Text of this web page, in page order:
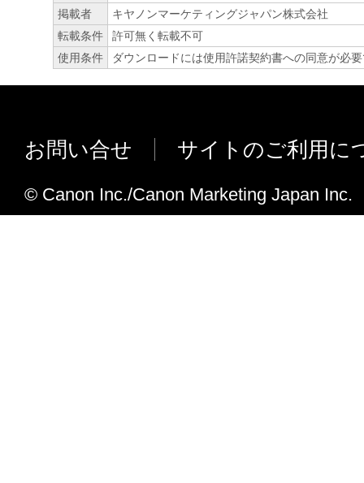
掲載者
キヤノンマーケティングジャパン株式会社
転載条件
許可無く転載不可
使用条件
ダウンロードには使用許諾契約書への同意が必
お問い合せ サイトのご利用に
© Canon Inc./Canon Marketing Japan Inc.